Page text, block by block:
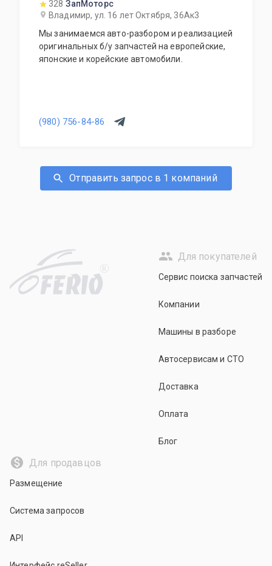
328 ЗапМоторс
Владимир, ул. 16 лет Октября, 36Ак3
Мы занимаемся авто-разбором и реализацией
оригинальных б/у запчастей на европейские,
японские и корейские автомобили.
(980) 756-84-86
Отправить запрос в 1 компаний
R
Для покупателей
Сервис поиска запчастей
Компании
Машины в разборе
Автосервисам и СТО
Доставка
Оплата
Блог
Для продавцов
Размещение
Система запросов
API